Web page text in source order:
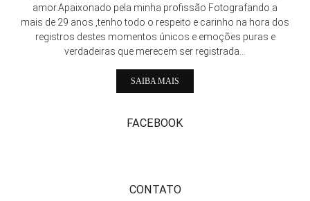
amor.Apaixonado pela minha profissão Fotografando a
mais de 29 anos ,tenho todo o respeito e carinho na hora dos
registros destes momentos únicos e emoções puras e
verdadeiras que merecem ser registrada...
SAIBA MAIS
FACEBOOK
CONTATO